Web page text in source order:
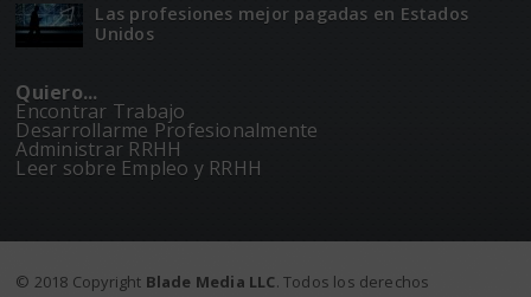
Las profesiones mejor pagadas en Estados
Unidos
Quiero...
Encontrar Trabajo
Desarrollarme Profesionalmente
Administrar RRHH
Leer sobre Empleo y RRHH
© 2018 Copyright Blade Media LLC. Todos los derechos